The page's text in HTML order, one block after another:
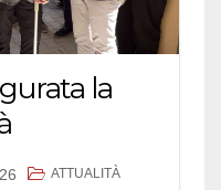
la
ATTUALITÀ